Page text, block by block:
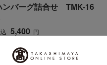
ンバーグ詰合せ TMK-16
5,400 円